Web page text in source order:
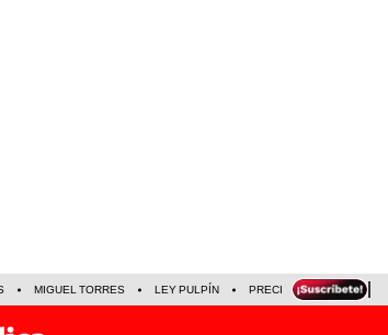
MIGUEL TORRES LEY PULPÍN PRECIO DEL DÓLAR